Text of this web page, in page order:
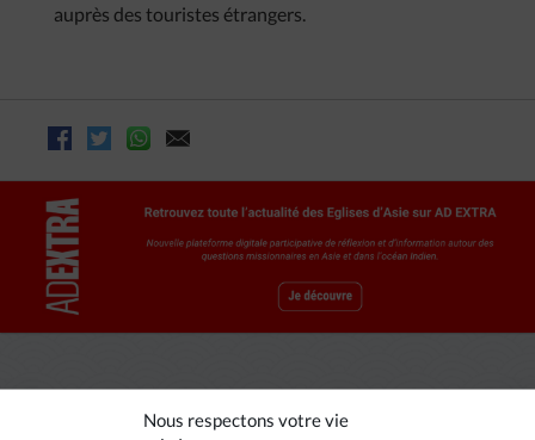
Nous respectons votre vie
auprès des touristes étrangers.